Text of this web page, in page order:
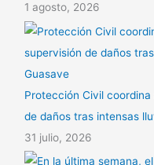
1 agosto, 2026
Protección Civil
de daños tras intensas
31 julio, 2026